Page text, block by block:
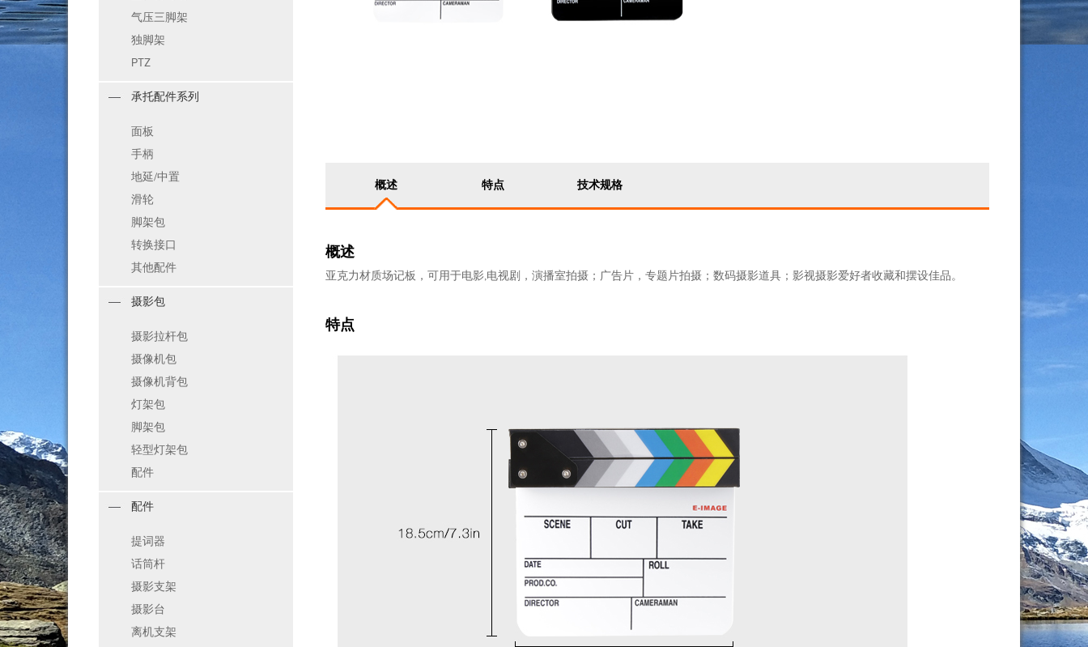
气压三脚架
独脚架
PTZ
承托配件系列
面板
手柄
地延/中置
滑轮
脚架包
转换接口
其他配件
摄影包
摄影拉杆包
摄像机包
摄像机背包
灯架包
脚架包
轻型灯架包
配件
配件
提词器
话筒杆
摄影支架
摄影台
离机支架
概述 特点 技术规格
概述
亚克力材质场记板，可用于电影,电视剧，演播室拍摄；广告片，专题片拍摄；数码摄影道具；影视摄影爱好者收藏和摆设佳品。
特点